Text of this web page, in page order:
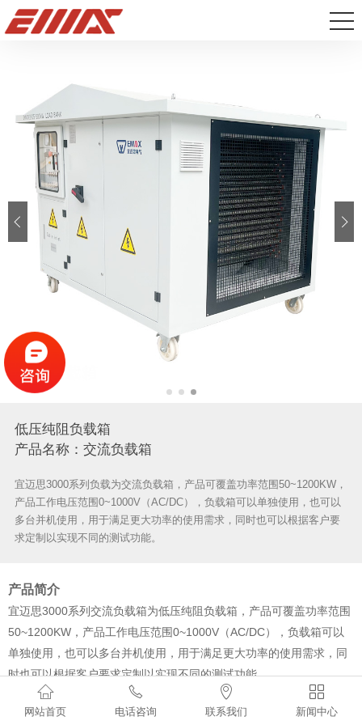
低压纯阻负载箱
产品名称：交流负载箱
宜迈思3000系列负载为交流负载箱，产品可覆盖功率范围50~1200KW，
产品工作电压范围0~1000V（AC/DC），负载箱可以单独使用，也可以
多台并机使用，用于满足更大功率的使用需求，同时也可以根据客户要
求定制以实现不同的测试功能。
产品简介
宜迈思3000系列交流负载箱为低压纯阻负载箱，产品可覆盖功率范围
50~1200KW，产品工作电压范围0~1000V（AC/DC），负载箱可以
单独使用，也可以多台并机使用，用于满足更大功率的使用需求，同
时也可以根据客户要求定制以实现不同的测试功能。
宜迈思3000系列交流负载箱主要用于电力、电信等部门及生产厂家的
在线大功率UPS（不间断电源）及发电机组的性能检测、老化等场

网站首页

电话咨询

联系我们

新闻中心